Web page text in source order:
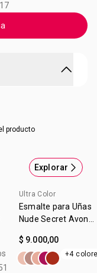
y
suave, ligera y
producto
Explorar
Ultra Color
Esmalte para Uñas
Nude Secret Avon
$ 9.000,00
+4